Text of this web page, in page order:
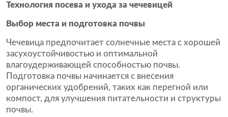
Технология посева и ухода за чечевицей
Выбор места и подготовка почвы
Чечевица предпочитает солнечные места с хорошей
засухоустойчивостью и оптимальной
влагоудерживающей способностью почвы.
Подготовка почвы начинается с внесения
органических удобрений, таких как перегной или
компост, для улучшения питательности и структуры
почвы.